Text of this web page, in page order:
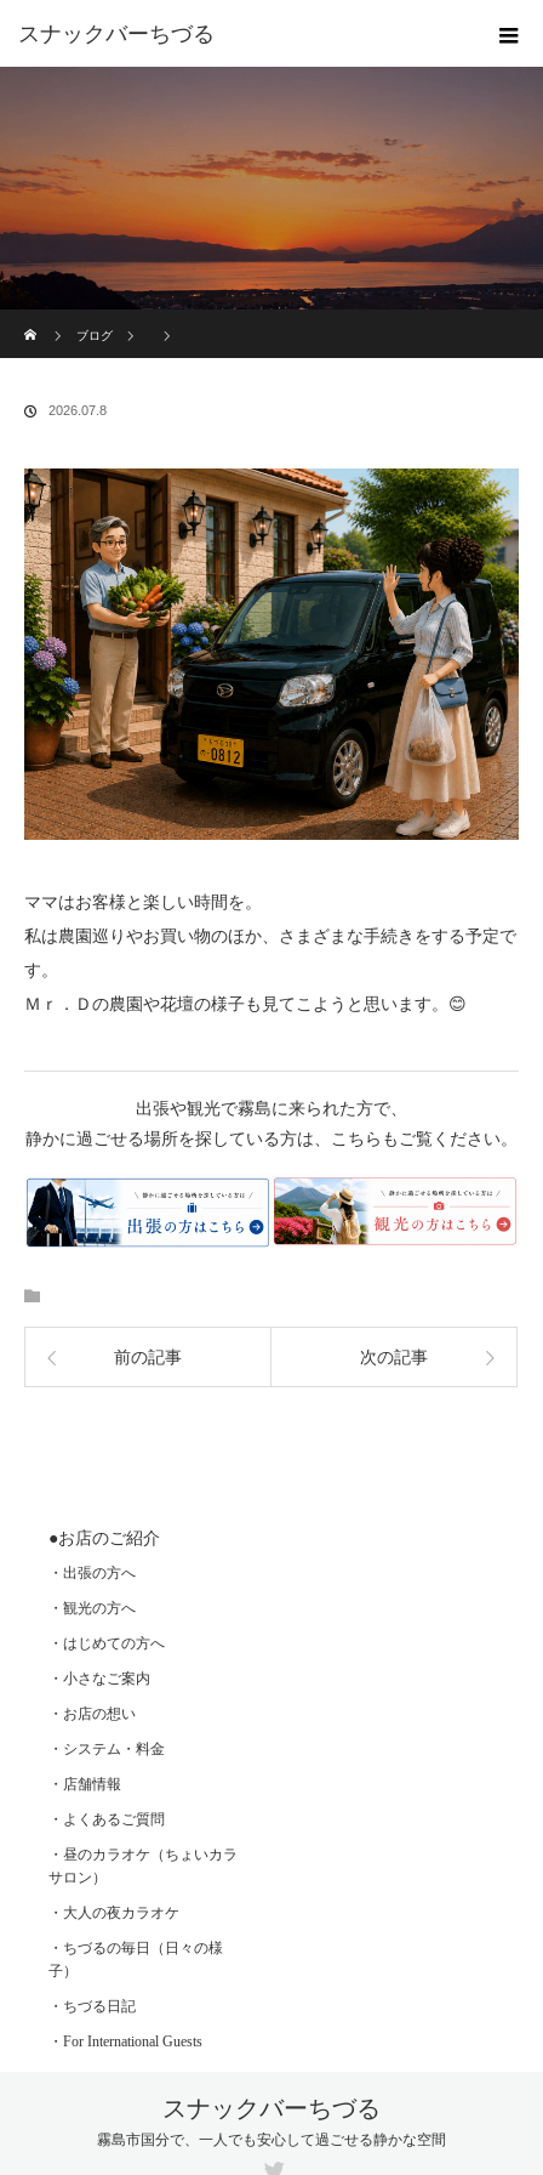
スナックバーちづる
ブログ
2026.07.8
ママはお客様と楽しい時間を。
私は農園巡りやお買い物のほか、さまざまな手続きをする予定で
す。
Ｍｒ．Ｄの農園や花壇の様子も見てこようと思います。😊
出張や観光で霧島に来られた方で、
静かに過ごせる場所を探している方は、こちらもご覧ください。
前の記事 次の記事
●お店のご紹介
・出張の方へ
・観光の方へ
・はじめての方へ
・小さなご案内
・お店の想い
・システム・料金
・店舗情報
・よくあるご質問
・昼のカラオケ（ちょいカラ
サロン）
・大人の夜カラオケ
・ちづるの毎日（日々の様
子）
・ちづる日記
・For International Guests
スナックバーちづる
霧島市国分で、一人でも安心して過ごせる静かな空間